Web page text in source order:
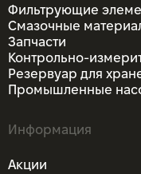
Фильтрующие
Смазочные
Запчасти
Контрольно-
Резервуар для
Промышленные
Информация
Акции